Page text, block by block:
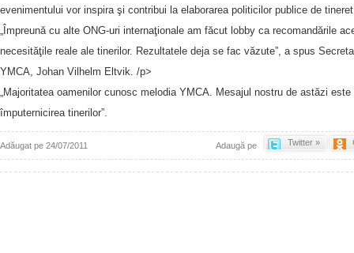
evenimentului vor inspira şi contribui la elaborarea politicilor publice de
„Împreună cu alte ONG-uri internaţionale am făcut lobby ca recomandările
necesităţile reale ale tinerilor. Rezultatele deja se fac văzute”, a spus
YMCA, Johan Vilhelm Eltvik. /p>
„Majoritatea oamenilor cunosc melodia YMCA. Mesajul nostru de astăzi
împuternicirea tinerilor”.
Adăugat pe 24/07/2011 Twitter »
Adaugă pe